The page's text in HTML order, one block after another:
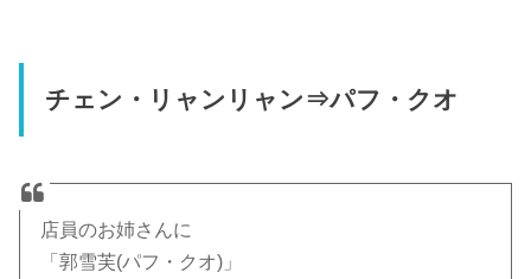
チェン・リャンリャン⇒パフ・クオ
店員のお姉さんに
「郭雪芙(パフ・クオ)」